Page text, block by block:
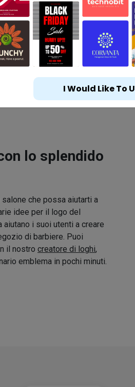
lo splendido
che possa aiutarti a
idee per il logo del
i suoi utenti a creare
di barbiere. Puoi
il nostro creatore di loghi,
emblema in pochi minuti.
I Would Like To